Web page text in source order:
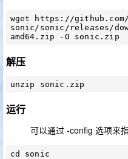
wget https://
sonic/sonic/releases/
解压
运行
可以通过 -config 选项来
cd sonic